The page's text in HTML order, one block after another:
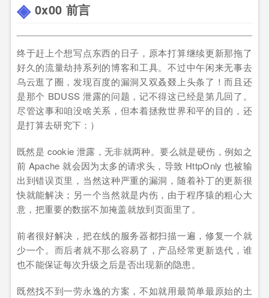
0x00 前言
终于赶上个想写点东西的日子，原本打算继续更新那拖了
好久的流量劫持系列的博客和工具。不过中午闲来无事去
乌云逛了圈，发现百度的漏洞又双叒叕上头条了！而且还
是那个 BDUSS 泄露的问题，记不得这已经是第几回了。
尽管这事和咱没啥关系，但本着拯救世界和平的目的，还
是打算去研究下：）
既然是 cookie 泄露，无非就两种。要么就是硬伤，例如之
前 Apache 就会因为太多的请求头，导致 HttpOnly 也被输
出到错误页里，当然这种严重的漏洞，随着补丁的更新很
快就能解决；另一个当然就是内伤，由于程序猿的粗心大
意，把重要的数据不加掩盖就放到页面里了。
前者很好解决，把在线的服务器都扫描一遍，修复一个就
少一个。而后者就不那么容易了，产品经常更新迭代，谁
也不能保证每次升级之后是否出现新的隐患。
既然找不到一劳永逸的方案，不如就用最简单最原始的土